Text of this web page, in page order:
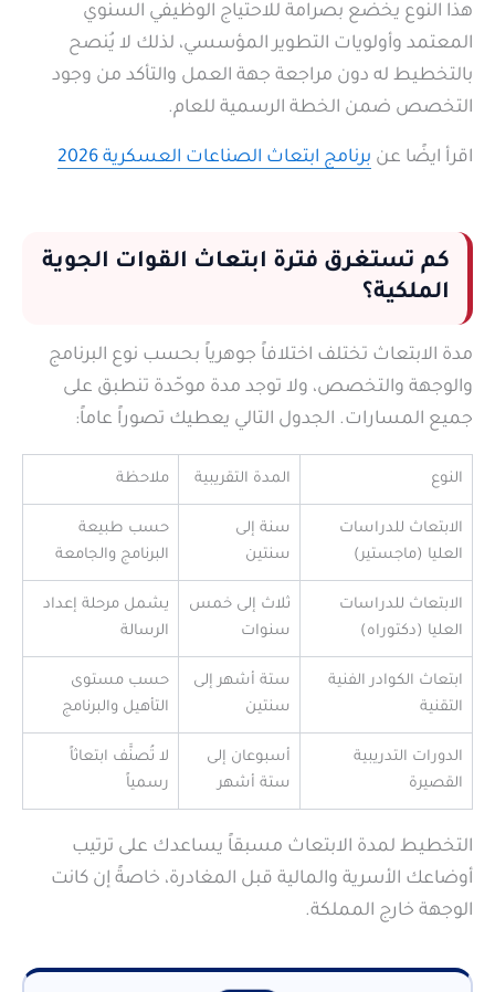
هذا النوع يخضع بصرامة للاحتياج الوظيفي السنوي
المعتمد وأولويات التطوير المؤسسي، لذلك لا يُنصح
بالتخطيط له دون مراجعة جهة العمل والتأكد من وجود
التخصص ضمن الخطة الرسمية للعام.
اقرأ ايضًا عن برنامج ابتعاث الصناعات العسكرية 2026
كم تستغرق فترة ابتعاث القوات الجوية
الملكية؟
مدة الابتعاث تختلف اختلافاً جوهرياً بحسب نوع البرنامج
والوجهة والتخصص، ولا توجد مدة موحّدة تنطبق على
جميع المسارات. الجدول التالي يعطيك تصوراً عاماً:
النوع المدة التقريبية ملاحظة
الابتعاث للدراسات
العليا (ماجستير)
سنة إلى
سنتين
حسب طبيعة
البرنامج والجامعة
الابتعاث للدراسات
العليا (دكتوراه)
ثلاث إلى خمس
سنوات
يشمل مرحلة إعداد
الرسالة
ابتعاث الكوادر الفنية
التقنية
ستة أشهر إلى
سنتين
حسب مستوى
التأهيل والبرنامج
الدورات التدريبية
القصيرة
أسبوعان إلى
ستة أشهر
لا تُصنَّف ابتعاثاً
رسمياً
التخطيط لمدة الابتعاث مسبقاً يساعدك على ترتيب
أوضاعك الأسرية والمالية قبل المغادرة، خاصةً إن كانت
الوجهة خارج المملكة.